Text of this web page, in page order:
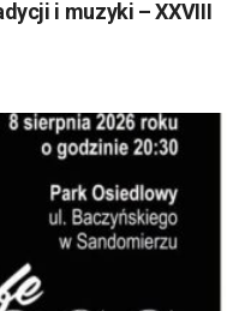
i muzyki – XXVIII